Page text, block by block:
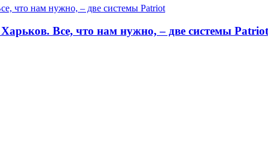
Все, что нам нужно, – две системы Patriot